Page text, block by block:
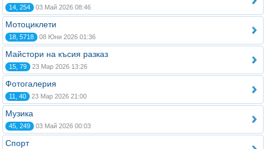
14, 254 03 Май 2026 08:46
Мотоциклети
18, 5718 08 Юни 2026 01:36
Майстори на късия разказ
15, 79 23 Мар 2026 13:26
Фотогалерия
11, 40 23 Мар 2026 21:00
Музика
45, 249 03 Май 2026 00:03
Спорт